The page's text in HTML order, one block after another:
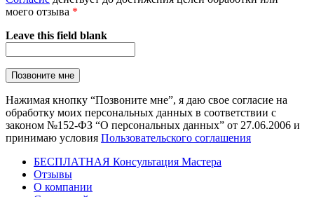
моего отзыва *
Leave this field blank
Нажимая кнопку “Позвоните мне”, я даю свое согласие на
обработку моих персональных данных в соответствии с
законом №152-ФЗ “О персональных данных” от 27.06.2006 и
принимаю условия Пользовательского соглашения
БЕСПЛАТНАЯ Консультация Мастера
Отзывы
О компании